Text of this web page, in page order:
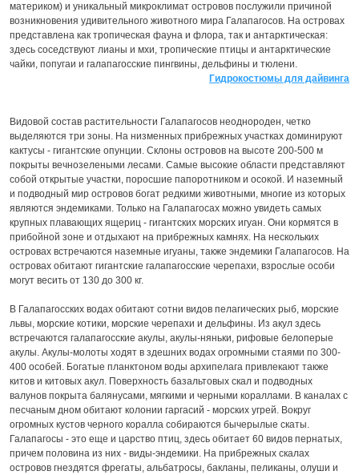
материком) и уникальный микроклимат островов послужили причиной
возникновения удивительного животного мира Галапагосов. На островах
представлена как тропическая фауна и флора, так и антарктическая:
здесь соседствуют лианы и мхи, тропические птицы и антарктические
чайки, попугаи и галапагосские пингвины, дельфины и тюлени.
Гидрокостюмы для дайвинга
Видовой состав растительности Галапагосов неоднороден, четко
выделяются три зоны. На низменных прибрежных участках доминируют
кактусы - гигантские опунции. Склоны островов на высоте 200-500 м
покрыты вечнозелеными лесами. Самые высокие области представляют
собой открытые участки, поросшие папоротником и осокой. И наземный
и подводный мир островов богат редкими животными, многие из которых
являются эндемиками. Только на Галапагосах можно увидеть самых
крупных плавающих ящериц - гигантских морских игуан. Они кормятся в
прибойной зоне и отдыхают на прибрежных камнях. На нескольких
островах встречаются наземные игуаны, также эндемики Галапагосов. На
островах обитают гигантские галапагосские черепахи, взрослые особи
могут весить от 130 до 300 кг.
В Галапагосских водах обитают сотни видов пелагических рыб, морские
львы, морские котики, морские черепахи и дельфины. Из акул здесь
встречаются галапагосские акулы, акулы-няньки, рифовые белоперые
акулы. Акулы-молоты ходят в здешних водах огромными стаями по 300-
400 особей. Богатые планктоном воды архипелага привлекают также
китов и китовых акул. Поверхность базальтовых скал и подводных
валунов покрыта балянусами, мягкими и черными кораллами. В каналах с
песчаным дном обитают колонии гаргасий - морских угрей. Вокруг
огромных кустов черного коралла собираются бычерылые скаты.
Галапагосы - это еще и царство птиц, здесь обитает 60 видов пернатых,
причем половина из них - виды-эндемики. На прибрежных скалах
островов гнездятся фрегаты, альбатросы, бакланы, пеликаны, олуши и